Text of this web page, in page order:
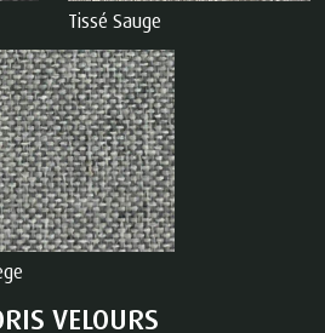
Tissé Sauge
VELOURS